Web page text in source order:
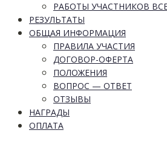
РАБОТЫ УЧАСТНИКОВ
РЕЗУЛЬТАТЫ
ОБЩАЯ ИНФОРМАЦИЯ
ПРАВИЛА УЧАСТИЯ
ДОГОВОР-ОФЕРТА
ПОЛОЖЕНИЯ
ВОПРОС — ОТВЕТ
ОТЗЫВЫ
НАГРАДЫ
ОПЛАТА